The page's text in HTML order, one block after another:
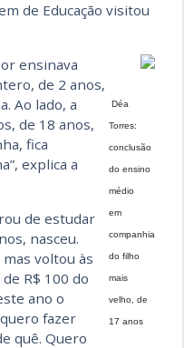
de Educação visitou
Déa
Torres:
conclusão
do ensino
médio
em
companhia
do filho
mais
velho, de
17 anos
ensinava
de 2 anos,
Ao lado, a
de 18 anos,
fica
explica a
de estudar
nasceu.
voltou às
R$ 100 do
ano o
fazer
quê. Quero